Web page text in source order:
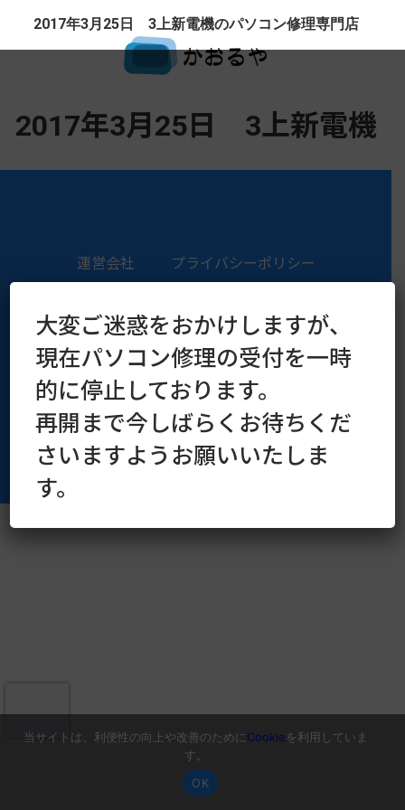
2017年3月25日 3上新電機のパソコン修理専門店
2017年3月25日 3上新電機
運営会社 プライバシーポリシー
Copyright © 2016–2026 kaoruya.org All Rights Reserved.
大変ご迷惑をおかけしますが、
現在パソコン修理の受付を一時
的に停止しております。
再開まで今しばらくお待ちくだ
さいますようお願いいたしま
す。
当サイトは、利便性の向上や改善のためにCookieを利用していま
す。
OK